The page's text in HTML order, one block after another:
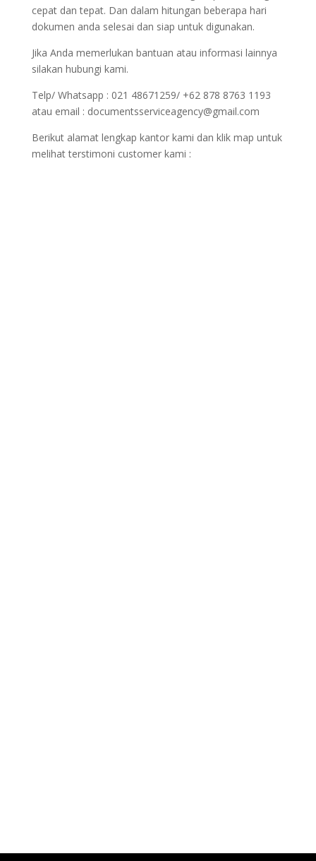
cepat dan tepat. Dan dalam hitungan beberapa hari
dokumen anda selesai dan siap untuk digunakan.
Jika Anda memerlukan bantuan atau informasi lainnya
silakan hubungi kami.
Telp/ Whatsapp : 021 48671259/ +62 878 8763 1193
atau email : documentsserviceagency@gmail.com
Berikut alamat lengkap kantor kami dan klik map untuk
melihat terstimoni customer kami :